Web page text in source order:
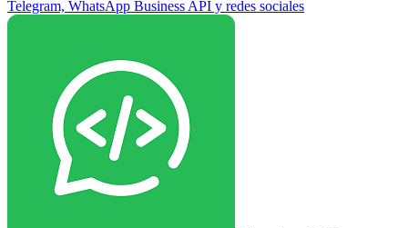
Telegram, WhatsApp Business API y redes sociales